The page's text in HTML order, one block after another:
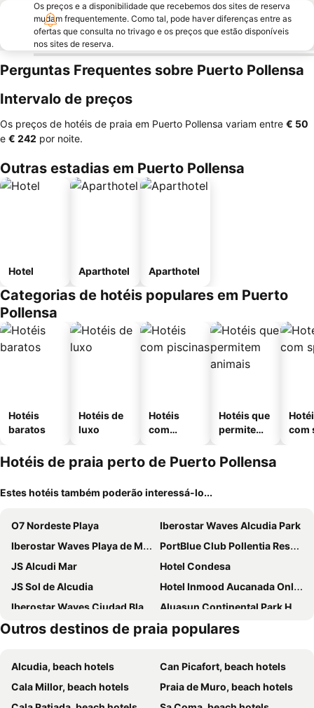
Os preços e a disponibilidade que recebemos dos sites de reserva
mudam frequentemente. Como tal, pode haver diferenças entre as
ofertas que consulta no trivago e os preços que estão disponíveis
nos sites de reserva.
Perguntas Frequentes sobre Puerto Pollensa
Intervalo de preços
Os preços de hotéis de praia em Puerto Pollensa variam entre ‎€ 50
e ‎€ 242 por noite.
Outras estadias em Puerto Pollensa
Hotel Aparthotel Aparthotel
Categorias de hotéis populares em Puerto
Pollensa
Hotéis
baratos
Hotéis de
luxo
Hotéis
com
Hotéis que
permitem
com
Hotéis de praia perto de Puerto Pollensa
Estes hotéis também poderão interessá-lo...
O7 Nordeste Playa
Iberostar Waves Alcudia Park
Iberostar Waves Playa de Muro
PortBlue Club Pollentia Resort & Spa
JS Alcudi Mar
Hotel Condesa
JS Sol de Alcudia
Hotel Inmood Aucanada Only Adults +16
Iberostar Waves Ciudad Blanca
Aluasun Continental Park Hotel & Apartments
Iberostar Selection Albufera Playa
Alua Boccaccio
Cabot Pollensa Park Spa
Sarena de Muro Resort Mallorca
Iberostar Selection Albufera Park
Galaxia Boutique Hotel
Outros destinos de praia populares
Alcudia, beach hotels
Can Picafort, beach hotels
Cala Millor, beach hotels
Praia de Muro, beach hotels